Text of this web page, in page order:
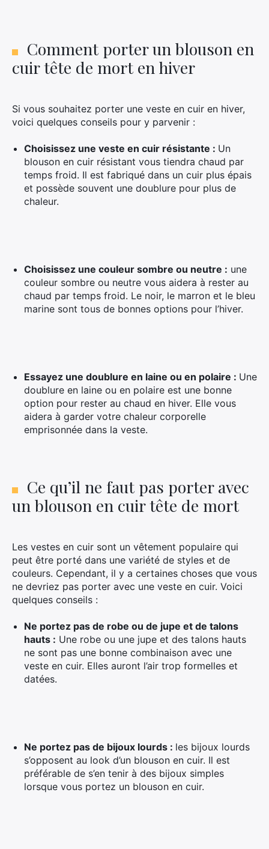
Comment porter un blouson en
cuir tête de mort en hiver
Si vous souhaitez porter une veste en cuir en hiver,
voici quelques conseils pour y parvenir :
Choisissez une veste en cuir résistante : Un
blouson en cuir résistant vous tiendra chaud par
temps froid. Il est fabriqué dans un cuir plus épais
et possède souvent une doublure pour plus de
chaleur.
Choisissez une couleur sombre ou neutre : une
couleur sombre ou neutre vous aidera à rester au
chaud par temps froid. Le noir, le marron et le bleu
marine sont tous de bonnes options pour l’hiver.
Essayez une doublure en laine ou en polaire : Une
doublure en laine ou en polaire est une bonne
option pour rester au chaud en hiver. Elle vous
aidera à garder votre chaleur corporelle
emprisonnée dans la veste.
Ce qu’il ne faut pas porter avec
un blouson en cuir tête de mort
Les vestes en cuir sont un vêtement populaire qui
peut être porté dans une variété de styles et de
couleurs. Cependant, il y a certaines choses que vous
ne devriez pas porter avec une veste en cuir. Voici
quelques conseils :
Ne portez pas de robe ou de jupe et de talons
hauts : Une robe ou une jupe et des talons hauts
ne sont pas une bonne combinaison avec une
veste en cuir. Elles auront l’air trop formelles et
datées.
Ne portez pas de bijoux lourds : les bijoux lourds
s’opposent au look d’un blouson en cuir. Il est
préférable de s’en tenir à des bijoux simples
lorsque vous portez un blouson en cuir.